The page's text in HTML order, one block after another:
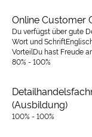
Online
Du verfügst über gute
Wort und
VorteilDu hast Freude
80% - 100%
(Ausbildung)
100% - 100%